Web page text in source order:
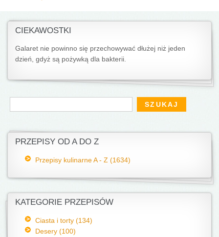
CIEKAWOSTKI
Galaret nie powinno się przechowywać dłużej niż jeden
dzień, gdyż są pożywką dla bakterii.
Formularz wyszukiwania
Szukaj
PRZEPISY OD A DO Z
Przepisy kulinarne A - Z (1634)
KATEGORIE PRZEPISÓW
Ciasta i torty (134)
Desery (100)